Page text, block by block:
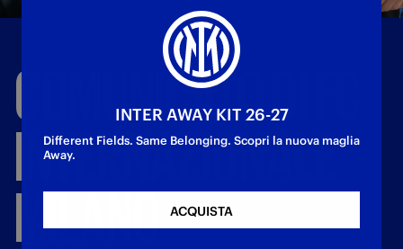
COMUNICATODI
INTERNAZIONALE
MILANO
INTER AWAY KIT 26-27
Different Fields. Same Belonging. Scopri la nuova maglia
Away.
ACQUISTA